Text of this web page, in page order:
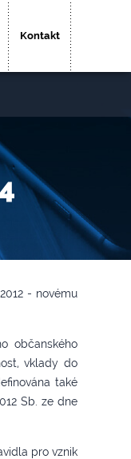
Kontakt
- novému
občanského
vklady do
také
Sb. ze dne
pro vznik